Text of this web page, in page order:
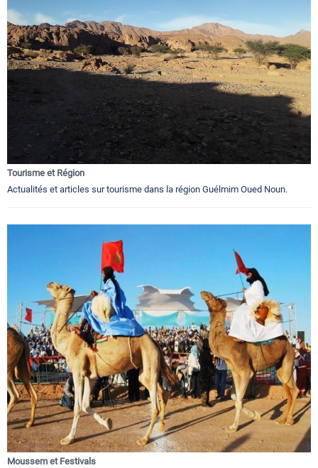
Tourisme et Région
Actualités et articles sur tourisme dans la région Guélmim Oued Noun.
Moussem et Festivals